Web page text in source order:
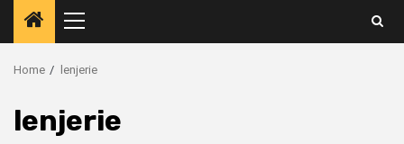
Primary
Menu
Home lenjerie
lenjerie